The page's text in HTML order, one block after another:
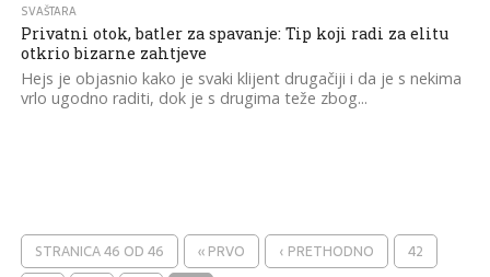
SVAŠTARA
Privatni otok, batler za spavanje: Tip koji radi za elitu
otkrio bizarne zahtjeve
Hejs je objasnio kako je svaki klijent drugačiji i da je s nekima
vrlo ugodno raditi, dok je s drugima teže zbog...
STRANICA 46 OD 46 « PRVO ‹ PRETHODNO
42